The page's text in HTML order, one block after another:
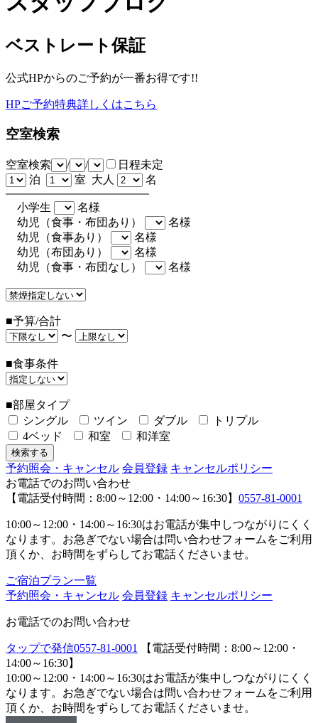
ベストレート保証
公式HPからのご予約が一番お得です!!
HPご予約特典詳しくはこちら
空室検索
空室検索 / /
日程未定
泊
室 大人 名
小学生
名様
幼児（食事・布団あり）
名様
幼児（食事あり）
名様
幼児（布団あり）
名様
幼児（食事・布団なし）
名様
■予算/合計
〜
■食事条件
■部屋タイプ
シングル
ツイン ダブル
トリプル
4ベッド
和室 和洋室
予約照会・キャンセル 会員登録 キャンセルポリシー
お電話でのお問い合わせ
【電話受付時間：8:00～12:00・14:00～16:30】 0557-81-0001
10:00～12:00・14:00～16:30はお電話が集中しつながりにくく
なります。お急ぎでない場合は問い合わせフォームをご利用
頂くか、お時間をずらしてお電話くださいませ。
ご宿泊プラン一覧
予約照会・キャンセル 会員登録 キャンセルポリシー
お電話でのお問い合わせ
タップで発信0557-81-0001
【電話受付時間：8:00～12:00・
14:00～16:30】
10:00～12:00・14:00～16:30はお電話が集中しつながりにくく
なります。お急ぎでない場合は問い合わせフォームをご利用
頂くか、お時間をずらしてお電話くださいませ。